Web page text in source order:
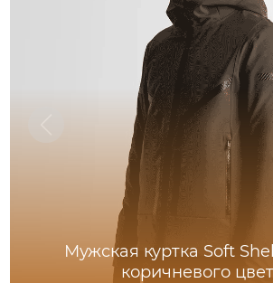
Мужская куртка Soft
коричневого